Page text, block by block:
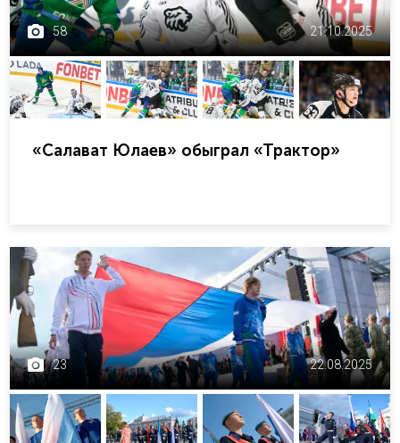
58 21.10.2025
«Салават Юлаев» обыграл «Трактор»
23 22.08.2025